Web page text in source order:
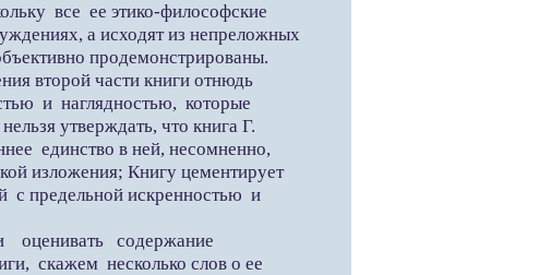
все ее этико-философские
а исходят из непреложных
продемонстрированы.
второй части книги отнюдь
и наглядностью, которые
утверждать, что книга Г.
единство в ней, несомненно,
изложения; Книгу цементирует
с предельной искренностью и
содержание
скажем несколько слов о ее